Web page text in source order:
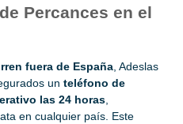
Percances en el
fuera de España , Adeslas
un teléfono de
las 24 horas
en cualquier país. Este